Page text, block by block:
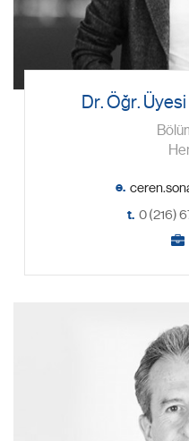
Dr. Öğr.
e.
t. 0 (216)